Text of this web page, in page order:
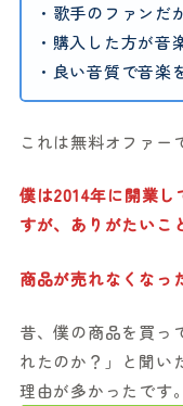
・歌手のファンだ
・購入した方が音
・良い音質で音楽
これは無料オファー
僕は2014年に開業し
すが、ありがたいこ
商品が売れなくなっ
昔、僕の商品を買っ
れたのか？」と聞い
理由が多かったです。